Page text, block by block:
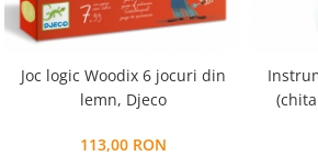
Joc logic Woodix 6 jocuri din
lemn, Djeco
113,00 RON